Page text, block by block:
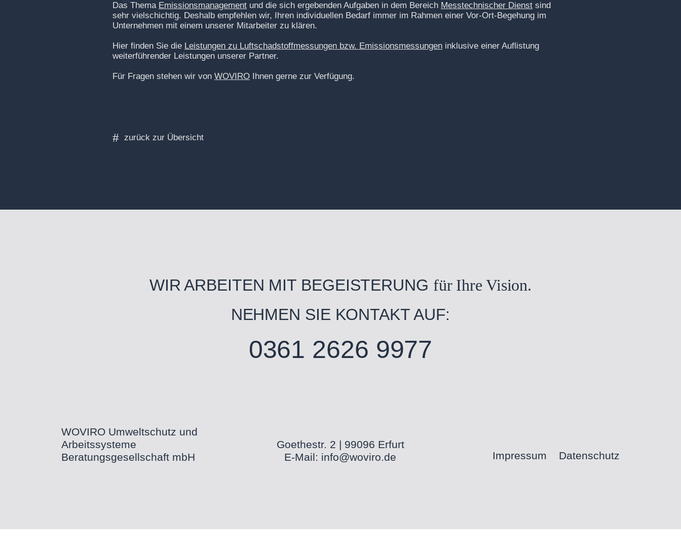
Das Thema Emissionsmanagementund die sich ergebenden Aufgaben in dem Bereich Messtechnischer Dienstsind
sehr vielschichtig. Deshalb empfehlen wir, Ihren individuellen Bedarf immer im Rahmen einer Vor-Ort-Begehung im
Unternehmen mit einem unserer Mitarbeiter zu klären.
Hier finden Sie die Leistungen zu Luftschadstoffmessungen bzw. Emissionsmessungeninklusive einer Auflistung
weiterführender Leistungen unserer Partner.
Für Fragen stehen wir von WOVIROIhnen gerne zur Verfügung.
WIR ARBEITEN MIT BEGEISTERUNG für Ihre Vision.
NEHMEN SIE KONTAKT AUF:
0361 2626 9977
WOVIRO Umweltschutz und
Arbeitssysteme
Beratungsgesellschaft mbH
Goethestr. 2 | 99096 Erfurt
E-Mail: info@woviro.de Impressum Datenschutz